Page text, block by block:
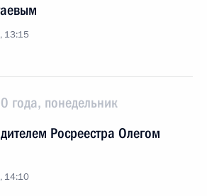
13:15
года, понедельник
Росреестра Олегом
14:10